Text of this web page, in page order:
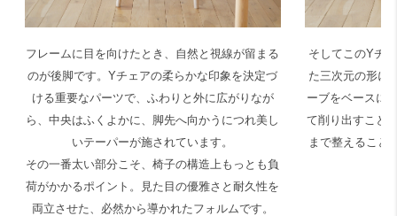
フレームに目を向けたとき、自然と視線が留まる
のが後脚です。Yチェアの柔らかな印象を決定づ
ける重要なパーツで、ふわりと外に広がりなが
ら、中央はふくよかに、脚先へ向かうにつれ美し
いテーパーが施されています。
その一番太い部分こそ、椅子の構造上もっとも負
荷がかかるポイント。見た目の優雅さと耐久性を
両立させた、必然から導かれたフォルムです。
そしてこのYチ
た三次元の形に
ーブをベースに
て削り出すこと
まで整えること